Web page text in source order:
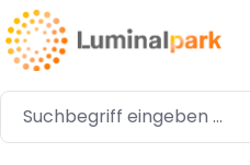
Zum Hauptinhalt springen